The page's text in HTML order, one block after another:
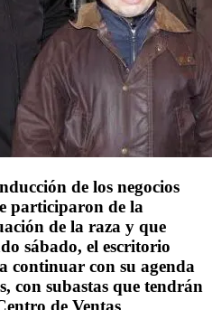
de los negocios
participaron de la
de la raza y que
sábado, el escritorio
continuar con su agenda
con subastas que tendrán
de Ventas